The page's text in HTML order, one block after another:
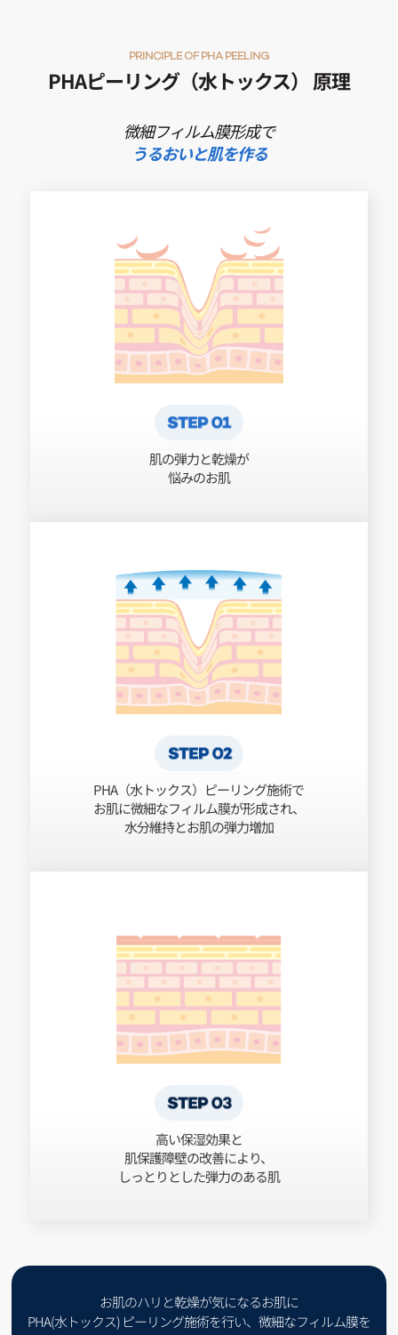
PHAピーリング（水トックス） 原理
PRINCIPLE OF PHA PEELING
微細フィルム膜形成で
うるおいと肌を作る
肌の弾力と乾燥が
悩みのお肌
PHA（水トックス）ピーリング施術で
お肌に微細なフィルム膜が形成され、
水分維持とお肌の弾力増加
高い保湿効果と
肌保護障壁の改善により、
しっとりとした弾力のある肌
お肌のハリと乾燥が気になるお肌に
PHA(水トックス) ピーリング施術を行い、微細なフィルム膜を